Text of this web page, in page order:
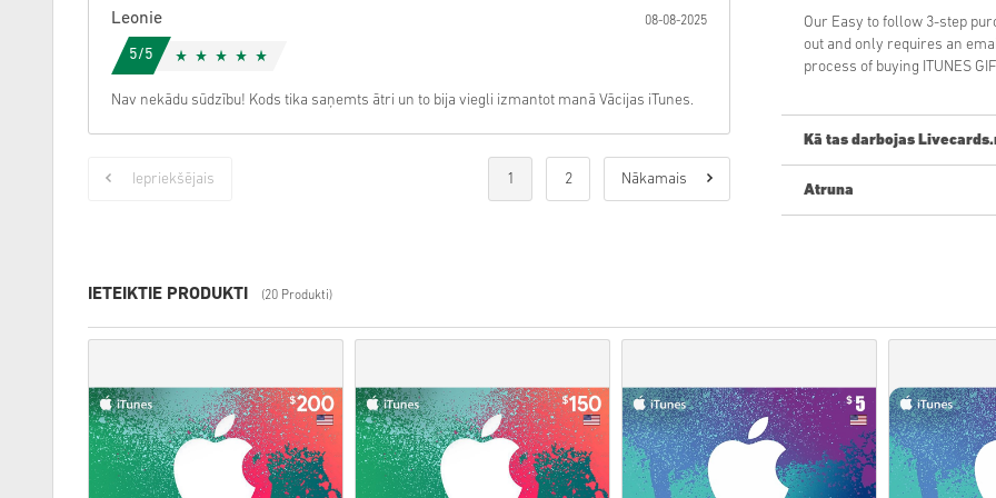
Leonie 08-08-2025
5/5
Nav nekādu sūdzību! Kods tika saņemts ātri un to bija viegli izmantot manā Vācijas iTunes.
Iepriekšējais 1 2 Nākamais
Our Easy to follow 3-step
out and only requires an
process of buying ITUNES
Kā tas darbojas
Jauns Livecards.net?
Atruna
savukārt noliktavā esošās
• Lai iegūtu plašāku
• Šos lejupielādējamos
• Šiem kodiem nav
• Lejupielādējams saturs
jābūt oriģinālajai spēlei.
• Dažiem produktiem varat
IETEIKTIE PRODUKTI (20 Produkti)